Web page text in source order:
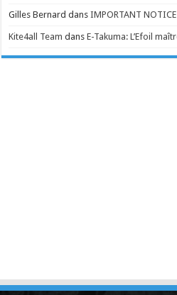
Gilles Bernard dansIMPORTANT NOTICE
Kite4all Team dansE-Takuma: L’Efoil